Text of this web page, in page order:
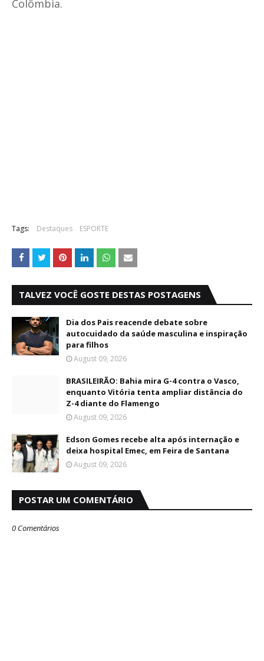
Colômbia.
Tags: Destaques ESPORTE
TALVEZ VOCÊ GOSTE DESTAS POSTAGENS
Dia dos Pais reacende debate sobre
autocuidado da saúde masculina e inspiração
para filhos
August 09, 2026
BRASILEIRÃO: Bahia mira G-4 contra o Vasco,
enquanto Vitória tenta ampliar distância do
Z-4 diante do Flamengo
August 09, 2026
Edson Gomes recebe alta após internação e
deixa hospital Emec, em Feira de Santana
August 09, 2026
POSTAR UM COMENTÁRIO
0 Comentários